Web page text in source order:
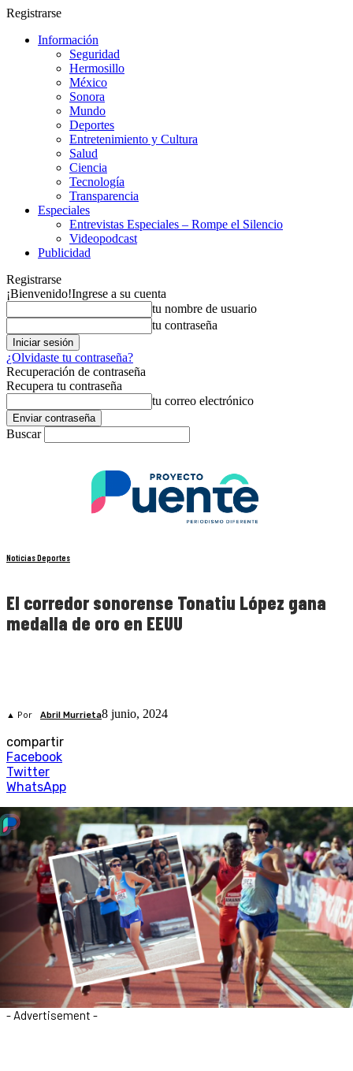
Registrarse
Información
Seguridad
Hermosillo
México
Sonora
Mundo
Deportes
Entretenimiento y Cultura
Salud
Ciencia
Tecnología
Transparencia
Especiales
Entrevistas Especiales – Rompe el Silencio
Videopodcast
Publicidad
Registrarse
¡Bienvenido!Ingrese a su cuenta
tu nombre de usuario
tu contraseña
¿Olvidaste tu contraseña?
Recuperación de contraseña
Recupera tu contraseña
tu correo electrónico
Buscar
Noticias Deportes
El corredor sonorense Tonatiu López gana
medalla de oro en EEUU
▲ Por Abril Murrieta8 junio, 2024
compartir
Facebook
Twitter
WhatsApp
- Advertisement -